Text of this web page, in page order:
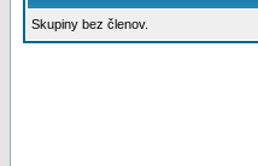
Skupiny bez členov.